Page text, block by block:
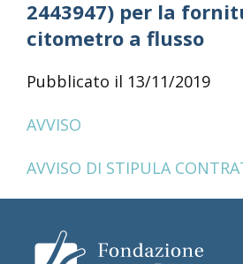
2443947) per la
citometro a flusso
Pubblicato il 13/11/2019
AVVISO
AVVISO DI STIPULA